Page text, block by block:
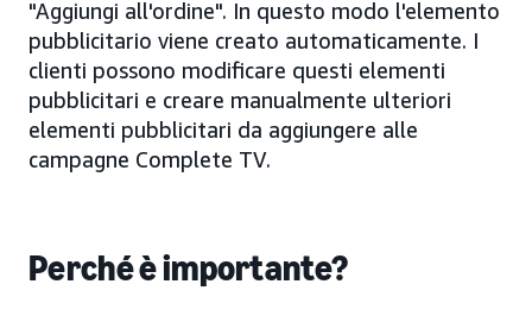
"Aggiungi all'ordine". In questo modo l'elemento
pubblicitario viene creato automaticamente. I
clienti possono modificare questi elementi
pubblicitari e creare manualmente ulteriori
elementi pubblicitari da aggiungere alle
campagne Complete TV.
Perché è importante?